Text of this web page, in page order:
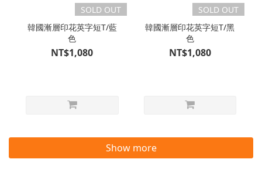
SOLD OUT
韓國漸層印花英字短T/藍
色
NT$1,080
SOLD OUT
韓國漸層印花英字短T/黑
色
NT$1,080
Show more